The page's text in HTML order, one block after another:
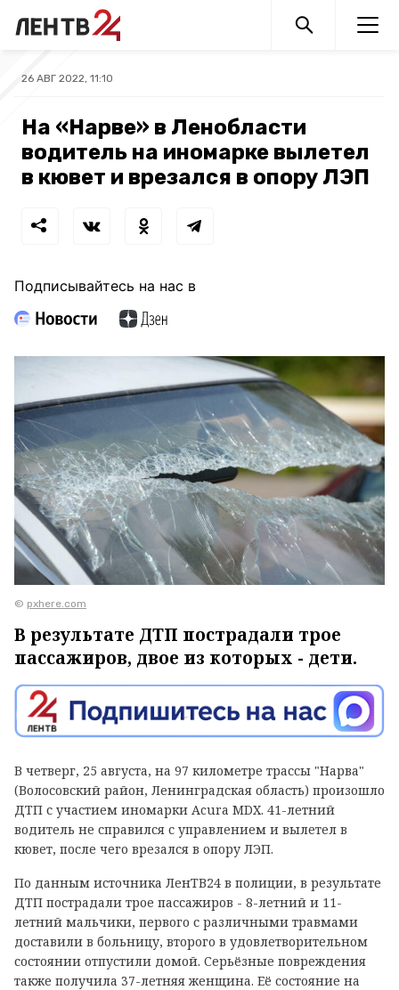
26 АВГ 2022, 11:10
На «Нарве» в Ленобласти
водитель на иномарке вылетел
в кювет и врезался в опору ЛЭП
Подписывайтесь на нас в
© pxhere.com
В результате ДТП пострадали трое
пассажиров, двое из которых - дети.
В четверг, 25 августа, на 97 километре трассы "Нарва"
(Волосовский район, Ленинградская область) произошло
ДТП с участием иномарки Acura MDX. 41-летний
водитель не справился с управлением и вылетел в
кювет, после чего врезался в опору ЛЭП.
По данным источника ЛенТВ24 в полиции, в результате
ДТП пострадали трое пассажиров - 8-летний и 11-
летний мальчики, первого с различными травмами
доставили в больницу, второго в удовлетворительном
состоянии отпустили домой. Серьёзные повреждения
также получила 37-летняя женщина. Её состояние на